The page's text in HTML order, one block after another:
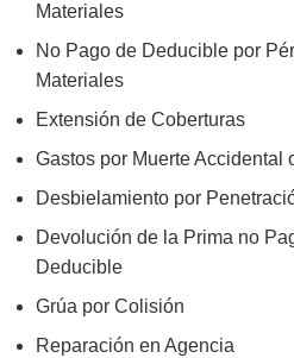
Materiales
No Pago de Deducible por
Materiales
Extensión de Coberturas
Gastos por Muerte Accidental
Desbielamiento por
Devolución de la Prima no
Deducible
Grúa por Colisión
Reparación en Agencia